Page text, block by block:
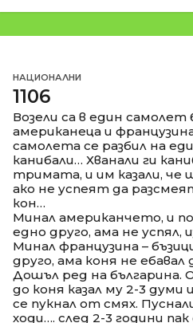
НАЦИОНАЛНИ
1106
Возели са в един самолет
американeца и
самолета се разбил на
канибали… Хванали ги
тримата, и им казали, че
ако не успеят да
кон…
Минал американчето, и
едно друго, ама не успял,
Минал французина –
друго, ама коня не ебавал
Дошъл ред на
до коня казал му 2-3 думи
се пукнал от смях.
ходи…. след 2-3 години